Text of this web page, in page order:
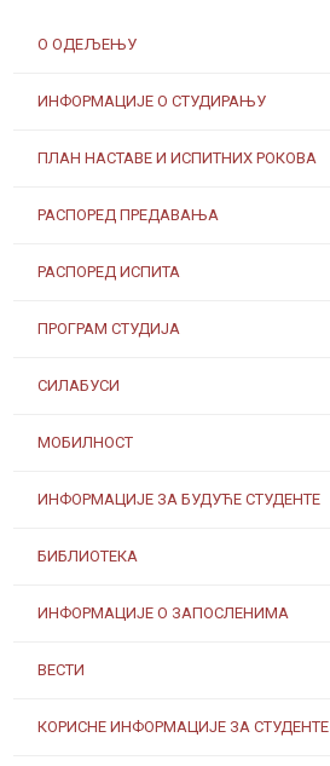
О ОДЕЉЕЊУ
ИНФОРМАЦИЈЕ О СТУДИРАЊУ
ПЛАН НАСТАВЕ И ИСПИТНИХ РОКОВА
РАСПОРЕД ПРЕДАВАЊА
РАСПОРЕД ИСПИТА
ПРОГРАМ СТУДИЈА
СИЛАБУСИ
МОБИЛНОСТ
ИНФОРМАЦИЈЕ ЗА БУДУЋЕ СТУДЕНТЕ
БИБЛИОТЕКА
ИНФОРМАЦИЈЕ О ЗАПОСЛЕНИМА
ВЕСТИ
КОРИСНЕ ИНФОРМАЦИЈЕ ЗА СТУДЕНТЕ